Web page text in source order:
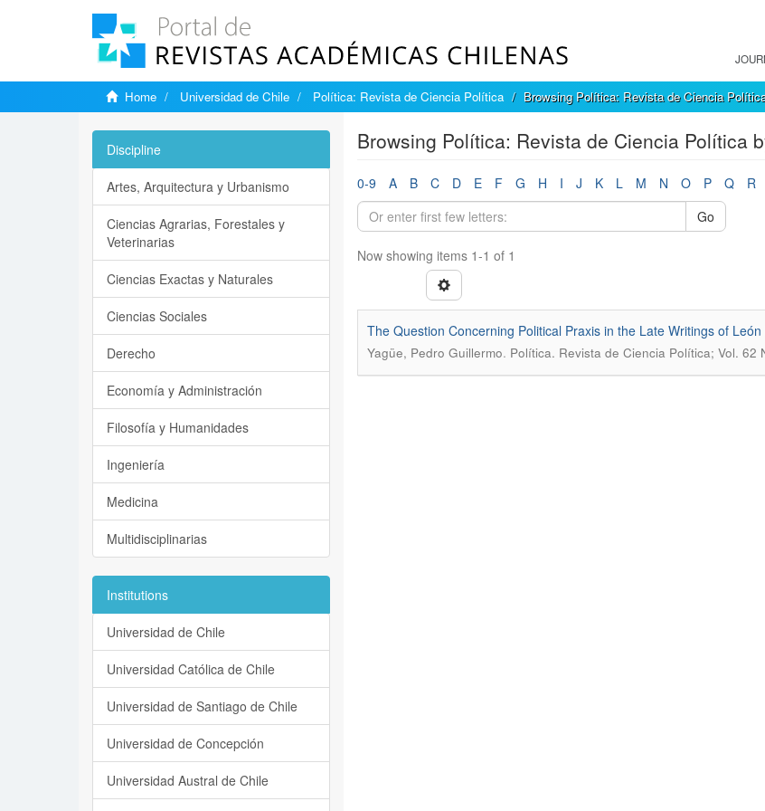
Home Universidad de Chile Política: Revista de Ciencia Política Browsing Política: Revista de Ciencia
Browsing Política: Revista de Ciencia Política
0-9 A B C D E F G H I J K L M N O P Q R
Go
Now showing items 1-1 of 1
The Question Concerning Political Praxis in the Late Writings of León
Yagüe, Pedro Guillermo. Política. Revista de Ciencia Política; Vol.
Discipline
Artes, Arquitectura y Urbanismo
Ciencias Agrarias, Forestales y
Veterinarias
Ciencias Exactas y Naturales
Ciencias Sociales
Derecho
Economía y Administración
Filosofía y Humanidades
Ingeniería
Medicina
Multidisciplinarias
Institutions
Universidad de Chile
Universidad Católica de Chile
Universidad de Santiago de Chile
Universidad de Concepción
Universidad Austral de Chile